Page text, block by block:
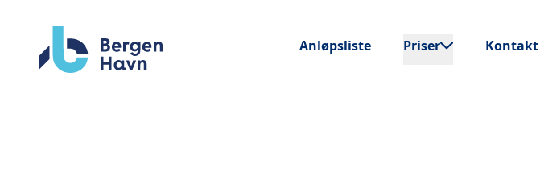
Anløpsliste Priser Kontakt